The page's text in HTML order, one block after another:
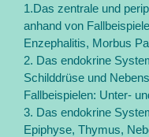
1.Das zentrale und
anhand von
Enzephalitis, Morbus
2. Das endokrine
Schilddrüse und
Fallbeispielen: Unter-
3. Das endokrine
Epiphyse, Thymus,